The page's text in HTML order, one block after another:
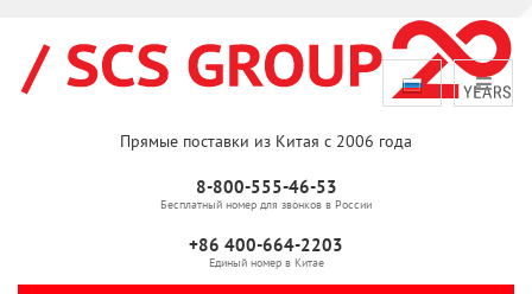
Прямые поставки из Китая с 2006 года
8-800-555-46-53
Бесплатный номер для звонков в России
+86 400-664-2203
Единый номер в Китае